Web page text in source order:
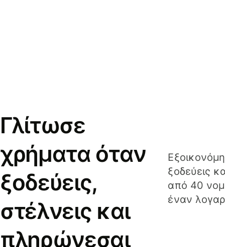
Γλίτωσε
χρήματα όταν
ξοδεύεις,
στέλνεις και
πληρώνεσαι
ξοδεύεις
από 40
έναν